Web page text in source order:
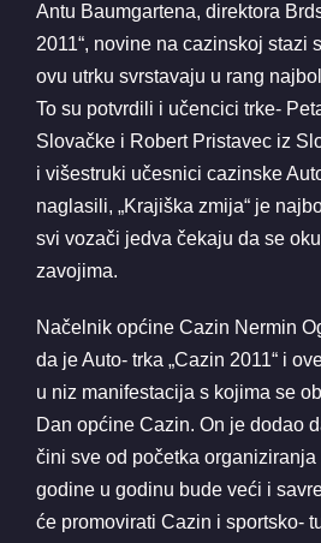
Antu Baumgartena, direktora
2011“, novine na cazinskoj stazi
ovu utrku svrstavaju u rang
To su potvrdili i učencici trke-
Slovačke i Robert Pristavec iz
i višestruki učesnici cazinske
naglasili, „Krajiška zmija“ je
svi vozači jedva čekaju da se
zavojima.
Načelnik općine Cazin Nermin
da je Auto- trka „Cazin 2011“ i
u niz manifestacija s kojima se
Dan općine Cazin. On je dodao
čini sve od početka organiziranja
godine u godinu bude veći i
će promovirati Cazin i sportsko-